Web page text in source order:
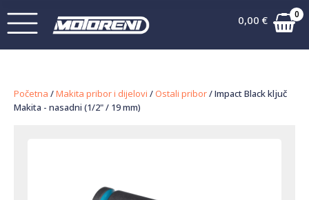
0,00 € 0
Početna /Makita pribor i dijelovi / Ostali pribor/ Impact Black ključ
Makita - nasadni (1/2" / 19 mm)